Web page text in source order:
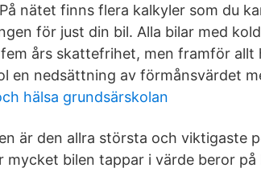
nätet finns flera kalkyler som du
för just din bil. Alla bilar med
års skattefrihet, men framför allt
en nedsättning av förmånsvärdet
hälsa grundsärskolan
är den allra största och viktigaste
mycket bilen tappar i värde beror